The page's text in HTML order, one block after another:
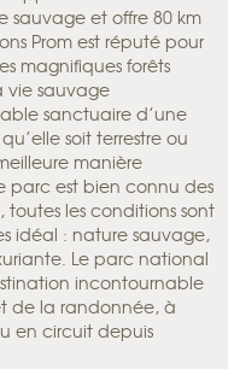
sauvage et offre 80 km
Prom est réputé pour
magnifiques forêts
vie sauvage
sanctuaire d’une
soit terrestre ou
manière
parc est bien connu des
les conditions sont
idéal : nature sauvage,
Le parc national
incontournable
de la randonnée, à
en circuit depuis